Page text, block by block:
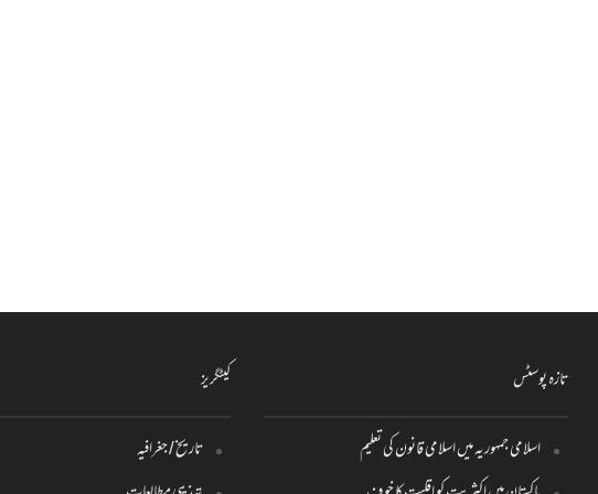
تازہ پوسٹس
اسلامی جمہوریہ میں اسلامی قانون کی تعلیم
کیٹگریز
تاریخ / جغرافیہ